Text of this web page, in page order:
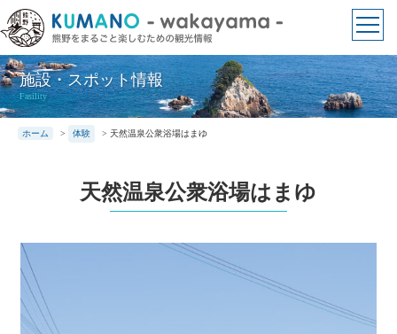
文
に
ス
キ
ッ
施設・スポット情報
Fasility
ホーム > 体験 > 天然温泉公衆浴場はまゆ
天然温泉公衆浴場はまゆ